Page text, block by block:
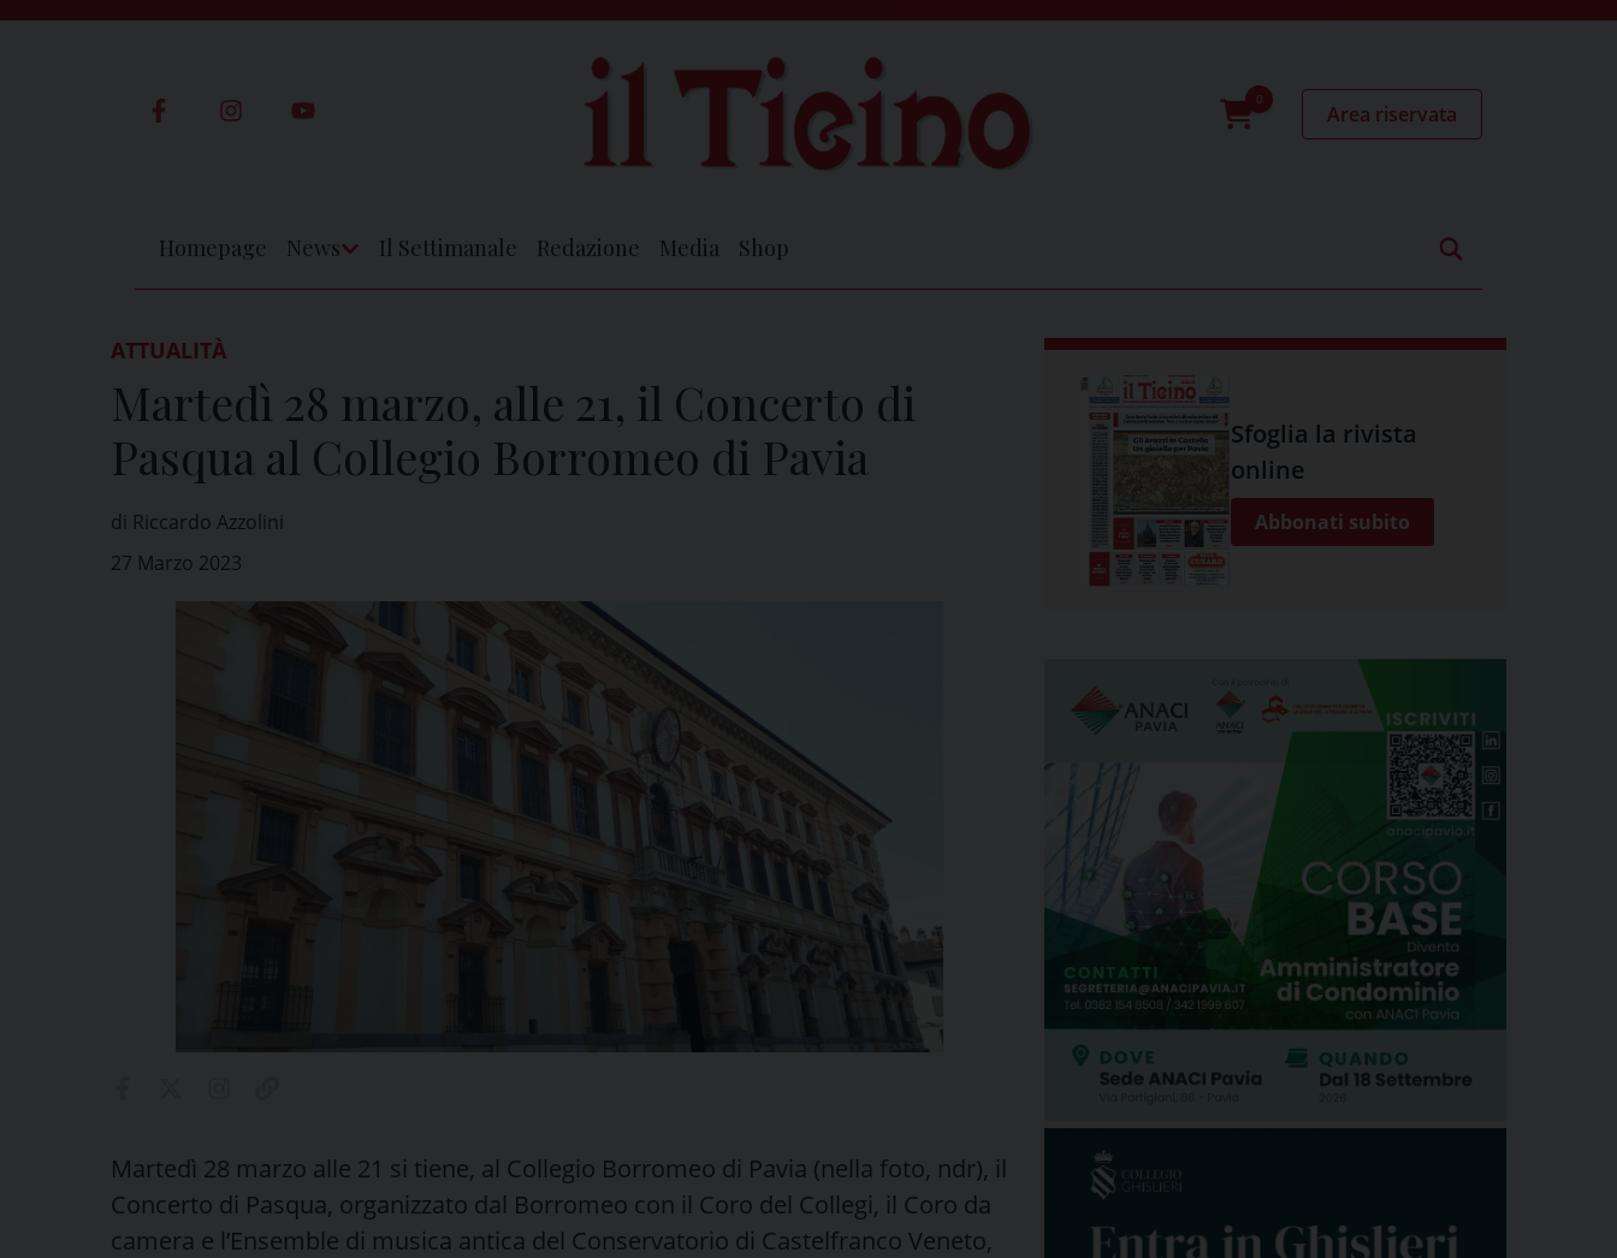
0
Area riservata
Homepage News Il Settimanale Redazione Media Shop
ATTUALITÀ
Martedì 28 marzo, alle 21, il Concerto di
Pasqua al Collegio Borromeo di Pavia
di Riccardo Azzolini
27 Marzo 2023
Martedì 28 marzo alle 21 si tiene, al Collegio Borromeo di Pavia (nella foto, ndr), il
Concerto di Pasqua, organizzato dal Borromeo con il Coro del Collegi, il Coro da
camera e l’Ensemble di musica antica del Conservatorio di Castelfranco Veneto,
Sfoglia la rivista
online
Abbonati subito